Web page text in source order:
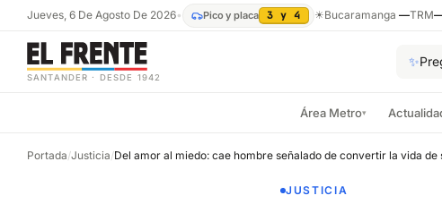
Jueves, 6 De Agosto De 2026• Pico y placa 3 y 4 ☀Bucaramanga —TRM
SANTANDER · DESDE 1942
✨
Área Metro▾
Portada/Justicia/
JUSTICIA